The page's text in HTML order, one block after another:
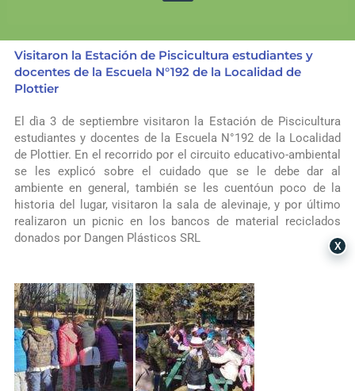
Visitaron la Estación de Piscicultura estudiantes y
docentes de la Escuela N°192 de la Localidad de
Plottier
El dìa 3 de septiembre visitaron la Estación de Piscicultura
estudiantes y docentes de la Escuela N°192 de la Localidad
de Plottier. En el recorrido por el circuito educativo-ambiental
se les explicó sobre el cuidado que se le debe dar al
ambiente en general, también se les cuentóun poco de la
historia del lugar, visitaron la sala de alevinaje, y por último
realizaron un picnic en los bancos de material reciclados
donados por Dangen Plásticos SRL
X